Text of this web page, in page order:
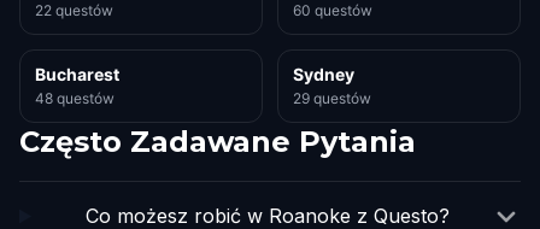
22 questów 60 questów
Bucharest
48 questów
Sydney
29 questów
Często Zadawane Pytania
Co możesz robić w Roanoke z Questo?